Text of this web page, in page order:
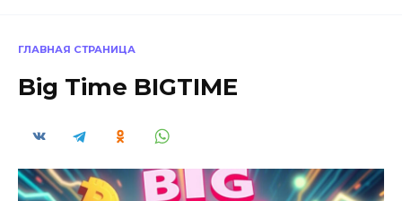
ГЛАВНАЯ СТРАНИЦА
Big Time BIGTIME